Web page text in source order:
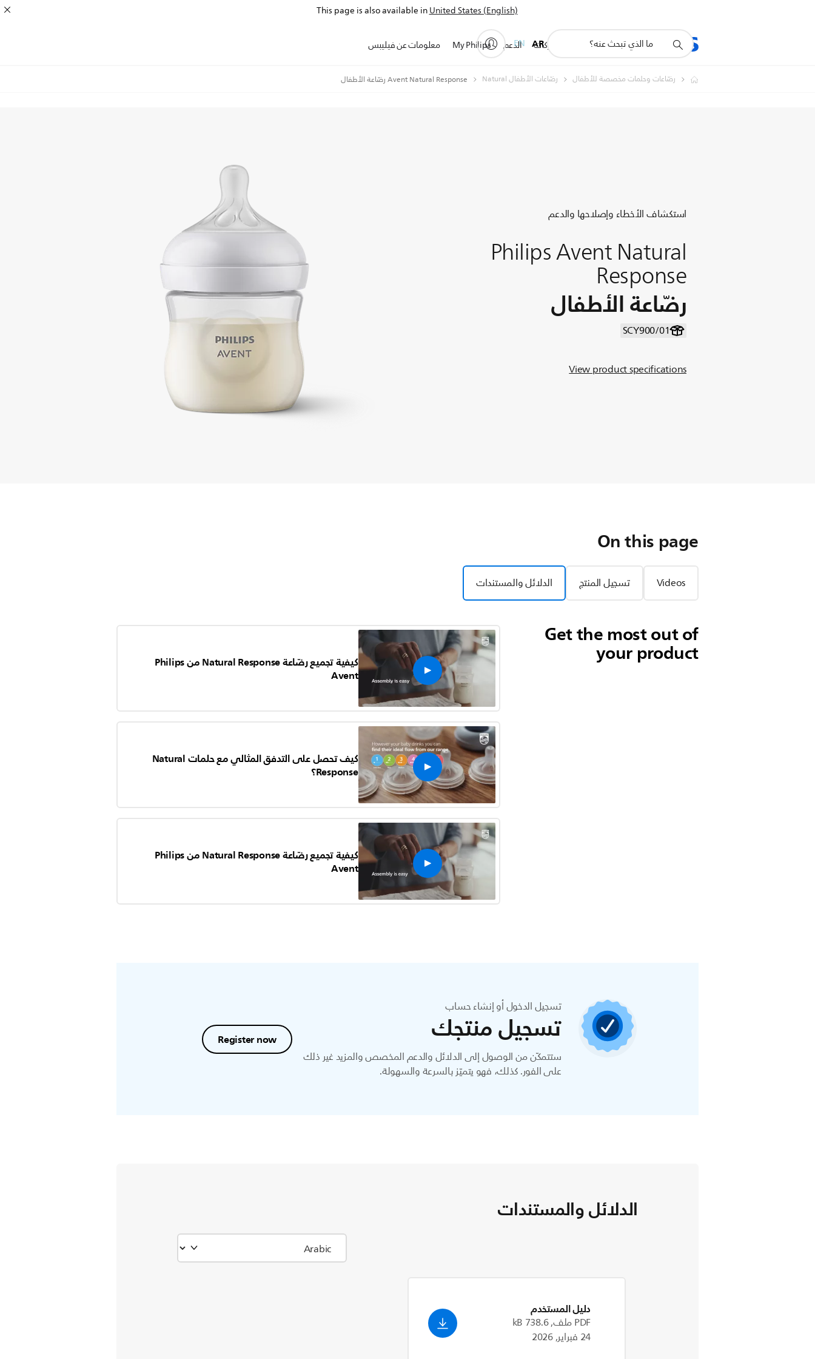
This page is also available inUnited States (English)
المنتجات للشركات الدعم My Philips معلومات عن فيليبس
أيقونة
دعم
AR
EN
رضّاعات وحلمات مخصصة للأطفال رضّاعات الأطفال Natural Avent Natural Response رضّاعة الأطفال
استكشاف الأخطاء وإصلاحها والدعم
Philips Avent Natural
Response
رضّاعة الأطفال
SCY900/01
View product specifications
On this page
Videos تسجيل المنتج الدلائل والمستندات
Get the most out of
your product كيفية تجميع رضّاعة Natural Response من Philips
Avent
كيف تحصل على التدفق المثالي مع حلمات Natural
Response؟
كيفية تجميع رضّاعة Natural Response من Philips
Avent
تسجيل الدخول أو إنشاء حساب
تسجيل منتجك
ستتمكّن من الوصول إلى الدلائل والدعم المخصص والمزيد غير ذلك
على الفور. كذلك، فهو يتميّز بالسرعة والسهولة.
Register now
الدلائل والمستندات
دليل المستخدم
PDF ملف, 738.6 kB
24 فبراير, 2026